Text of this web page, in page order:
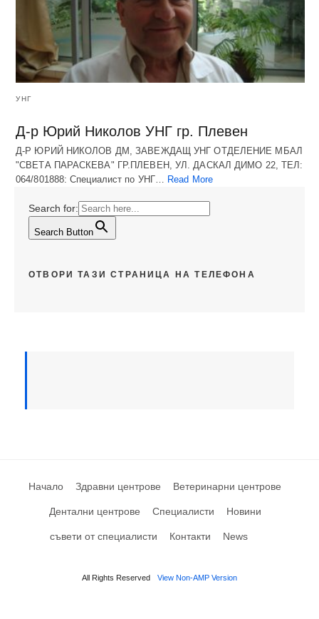
УНГ
Д-р Юрий Николов УНГ гр. Плевен
Д-Р ЮРИЙ НИКОЛОВ ДМ, ЗАВЕЖДАЩ УНГ ОТДЕЛЕНИЕ МБАЛ
"СВЕТА ПАРАСКЕВА" ГР.ПЛЕВЕН, УЛ. ДАСКАЛ ДИМО 22, ТЕЛ:
064/801888: Специалист по УНГ… Read More
Search for:
Search Button
ОТВОРИ ТАЗИ СТРАНИЦА НА ТЕЛЕФОНА
Начало Здравни центрове Ветеринарни центрове
Дентални центрове Специалисти Новини
съвети от специалисти Контакти News
All Rights Reserved View Non-AMP Version